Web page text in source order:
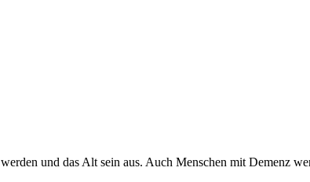
und das Alt sein aus. Auch Menschen mit Demenz